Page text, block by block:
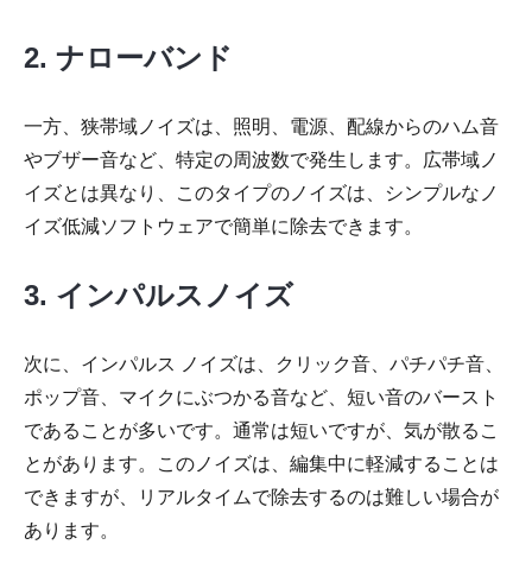
2. ナローバンド
一方、狭帯域ノイズは、照明、電源、配線からのハム音
やブザー音など、特定の周波数で発生します。広帯域ノ
イズとは異なり、このタイプのノイズは、シンプルなノ
イズ低減ソフトウェアで簡単に除去できます。
3. インパルスノイズ
次に、インパルス ノイズは、クリック音、パチパチ音、
ポップ音、マイクにぶつかる音など、短い音のバースト
であることが多いです。通常は短いですが、気が散るこ
とがあります。このノイズは、編集中に軽減することは
できますが、リアルタイムで除去するのは難しい場合が
あります。